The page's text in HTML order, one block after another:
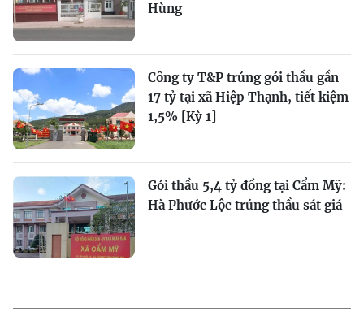
Hùng
Công ty T&P trúng gói thầu gần
17 tỷ tại xã Hiệp Thạnh, tiết kiệm
1,5% [Kỳ 1]
Gói thầu 5,4 tỷ đồng tại Cẩm Mỹ:
Hà Phước Lộc trúng thầu sát giá